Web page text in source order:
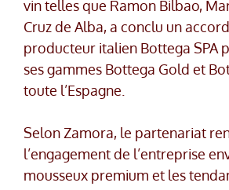
vin telles que Ramon Bilbao,
Cruz de Alba, a conclu un
producteur italien Bottega SPA
ses gammes Bottega Gold et
toute l’Espagne.
Selon Zamora, le partenariat
l’engagement de l’entreprise
mousseux premium et les